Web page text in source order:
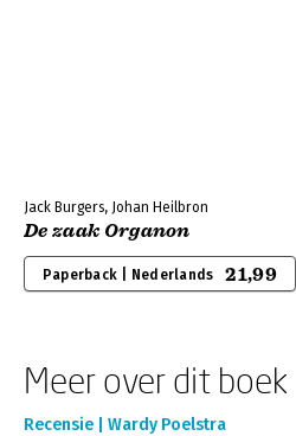
Jack Burgers, Johan Heilbron
De zaak Organon
Paperback | Nederlands 21,99
Meer over dit boek
Recensie | Wardy Poelstra